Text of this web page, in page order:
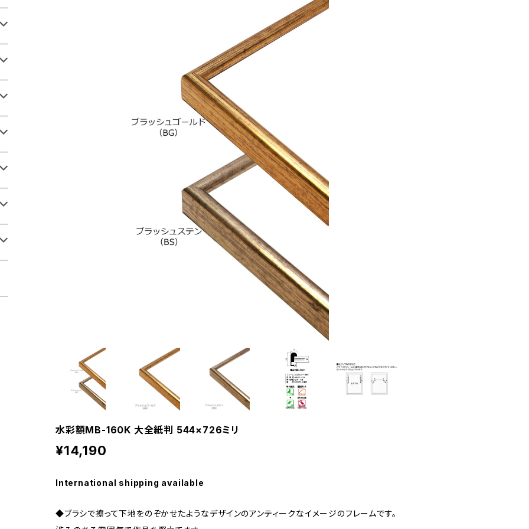
水彩額MB-160K 大全紙判 544×726ミリ
¥14,190
International shipping available
◆ブラシで擦って下地をのぞかせたようなデザインのアンティークなイメージのフレームです。